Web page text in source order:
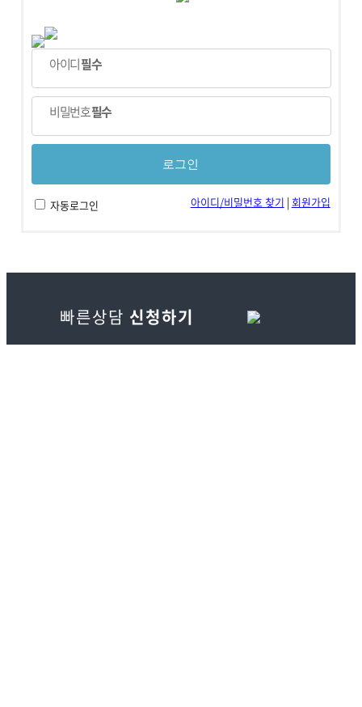
아이디필수
비밀번호필수
자동로그인 아이디/비밀번호 찾기 | 회원가입
빠른상담 신청하기